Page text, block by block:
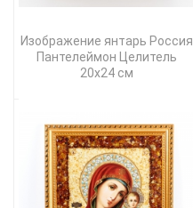
Изображение янтарь Россия
Пантелеймон Целитель
20х24 см